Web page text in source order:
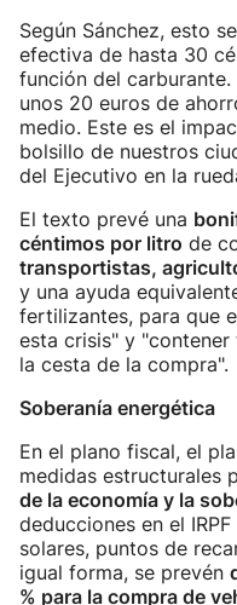
Según Sánchez, esto
efectiva de hasta 30
función del carburante.
unos 20 euros de
medio. Este es el
bolsillo de nuestros
del Ejecutivo en la
El texto prevé una
céntimos por litro de
transportistas,
y una ayuda
fertilizantes, para que
esta crisis" y
la cesta de la compra".
Soberanía energética
En el plano fiscal, el
medidas estructurales
de la economía y la
deducciones en el
solares, puntos de
igual forma, se prevén
% para la compra de